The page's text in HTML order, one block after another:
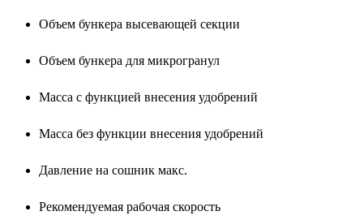
Объем бункера высевающей секции
Объем бункера для микрогранул
Масса с функцией внесения удобрений
Масса без функции внесения удобрений
Давление на сошник макс.
Рекомендуемая рабочая скорость